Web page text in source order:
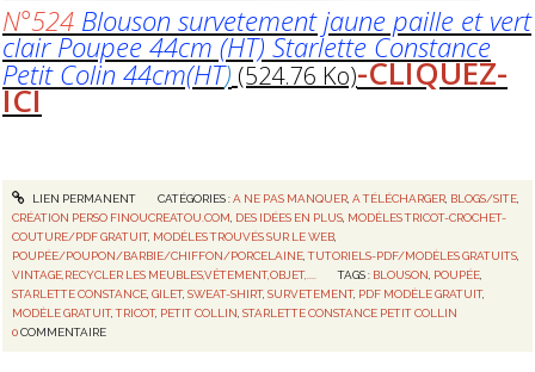
N°524 Blouson survetement jaune paille et vert
clair Poupee 44cm (HT) Starlette Constance
Petit Colin 44cm(HT) (524.76 Ko)-CLIQUEZ-
ICI
LIEN PERMANENT CATÉGORIES :A NE PAS MANQUER, A TÉLÉCHARGER, BLOGS/SITE,
CRÉATION PERSO FINOUCREATOU.COM, DES IDÉES EN PLUS, MODÈLES TRICOT-CROCHET-
COUTURE/PDF GRATUIT, MODÈLES TROUVÉS SUR LE WEB,
POUPÉE/POUPON/BARBIE/CHIFFON/PORCELAINE,TUTORIELS-PDF/MODÈLES GRATUITS,
VINTAGE,RECYCLER LES MEUBLES,VÊTEMENT,OBJET,....
TAGS : BLOUSON, POUPÉE,
STARLETTE CONSTANCE,GILET,SWEAT-SHIRT,SURVETEMENT, PDF MODÈLE GRATUIT,
MODÈLE GRATUIT,TRICOT, PETIT COLLIN,STARLETTE CONSTANCE PETIT COLLIN
0COMMENTAIRE